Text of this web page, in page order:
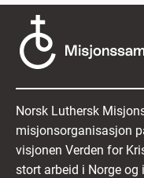
Norsk Luthersk
misjonsorganisasjon
visjonen Verden for
stort arbeid i Norge og